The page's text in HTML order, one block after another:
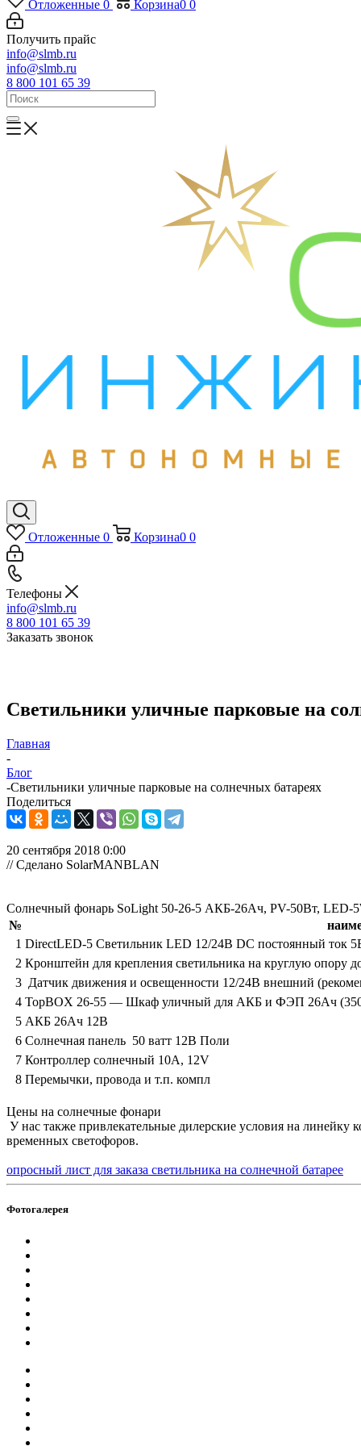
Отложенные 0 Корзина0 0
Получить прайс
info@slmb.ru
info@slmb.ru
8 800 101 65 39
Отложенные 0 Корзина0 0
Телефоны
info@slmb.ru
8 800 101 65 39
Заказать звонок
Светильники уличные парковые на
Главная
-
Блог
-Светильники уличные парковые на солнечных батареях
Поделиться
20 сентября 2018 0:00
// Сделано SolarMANBLAN
Солнечный фонарь SoLight 50-26-5 АКБ-26Ач, PV-50Вт, LED-
№
1 DirectLED-5 Cветильник LED 12/24В DC постоянный ток
2 Кронштейн для крепления светильника на круглую опору
3 Датчик движения и освещенности 12/24В внешний
4 TopBOX 26-55 — Шкаф уличный для АКБ и ФЭП 26Ач
5 АКБ 26Ач 12В
6 Солнечная панель 50 ватт 12В Поли
7 Контроллер солнечный 10A, 12V
8 Перемычки, провода и т.п. компл
Цены на солнечные фонари
У нас также привлекательные дилерские условия на
временных светофоров.
опросный лист для заказа светильника на солнечной батарее
Фотогалерея